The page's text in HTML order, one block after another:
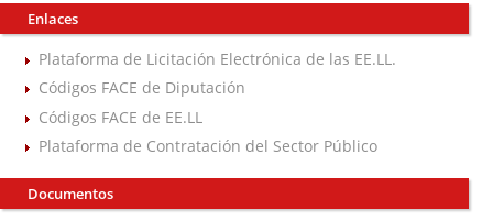
Enlaces
Plataforma de Licitación Electrónica de las EE.LL.
Códigos FACE de Diputación
Códigos FACE de EE.LL
Plataforma de Contratación del Sector Público
Documentos